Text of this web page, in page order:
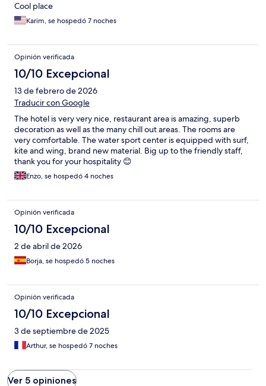
sin duda. Si estás dudando, no lo pienses más: este lugar tiene
algo especial.
Cool place
Karim, se hospedó 7 noches
Opinión verificada
10/10 Excepcional
13 de febrero de 2026
Traducir con Google
The hotel is very very nice, restaurant area is amazing, superb
decoration as well as the many chill out areas. The rooms are
very comfortable. The water sport center is equipped with surf,
kite and wing, brand new material. Big up to the friendly staff,
thank you for your hospitality 😊
Enzo, se hospedó 4 noches
Opinión verificada
10/10 Excepcional
2 de abril de 2026
Borja, se hospedó 5 noches
Opinión verificada
10/10 Excepcional
3 de septiembre de 2025
Arthur, se hospedó 7 noches
Ver 5 opiniones